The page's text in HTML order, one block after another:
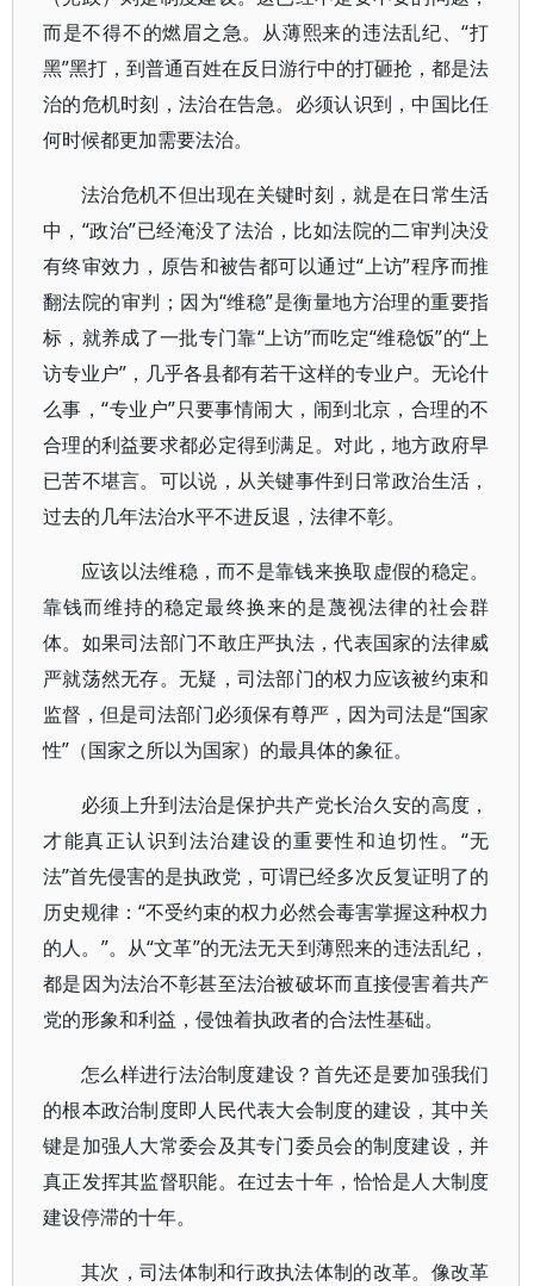
而是不得不的燃眉之急。从薄熙来的违法乱纪、“打
黑”黑打，到普通百姓在反日游行中的打砸抢，都是法
治的危机时刻，法治在告急。必须认识到，中国比任
何时候都更加需要法治。
法治危机不但出现在关键时刻，就是在日常生活
中，“政治”已经淹没了法治，比如法院的二审判决没
有终审效力，原告和被告都可以通过“上访”程序而推
翻法院的审判；因为“维稳”是衡量地方治理的重要指
标，就养成了一批专门靠“上访”而吃定“维稳饭”的“上
访专业户”，几乎各县都有若干这样的专业户。无论什
么事，“专业户”只要事情闹大，闹到北京，合理的不
合理的利益要求都必定得到满足。对此，地方政府早
已苦不堪言。可以说，从关键事件到日常政治生活，
过去的几年法治水平不进反退，法律不彰。
应该以法维稳，而不是靠钱来换取虚假的稳定。
靠钱而维持的稳定最终换来的是蔑视法律的社会群
体。如果司法部门不敢庄严执法，代表国家的法律威
严就荡然无存。无疑，司法部门的权力应该被约束和
监督，但是司法部门必须保有尊严，因为司法是“国家
性”（国家之所以为国家）的最具体的象征。
必须上升到法治是保护共产党长治久安的高度，
才能真正认识到法治建设的重要性和迫切性。“无
法”首先侵害的是执政党，可谓已经多次反复证明了的
历史规律：“不受约束的权力必然会毒害掌握这种权力
的人。”。从“文革”的无法无天到薄熙来的违法乱纪，
都是因为法治不彰甚至法治被破坏而直接侵害着共产
党的形象和利益，侵蚀着执政者的合法性基础。
怎么样进行法治制度建设？首先还是要加强我们
的根本政治制度即人民代表大会制度的建设，其中关
键是加强人大常委会及其专门委员会的制度建设，并
真正发挥其监督职能。在过去十年，恰恰是人大制度
建设停滞的十年。
其次，司法体制和行政执法体制的改革。像改革